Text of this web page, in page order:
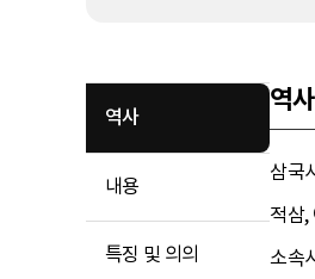
역사
내용
특징 및 의의
역사
삼국
적삼,
소속